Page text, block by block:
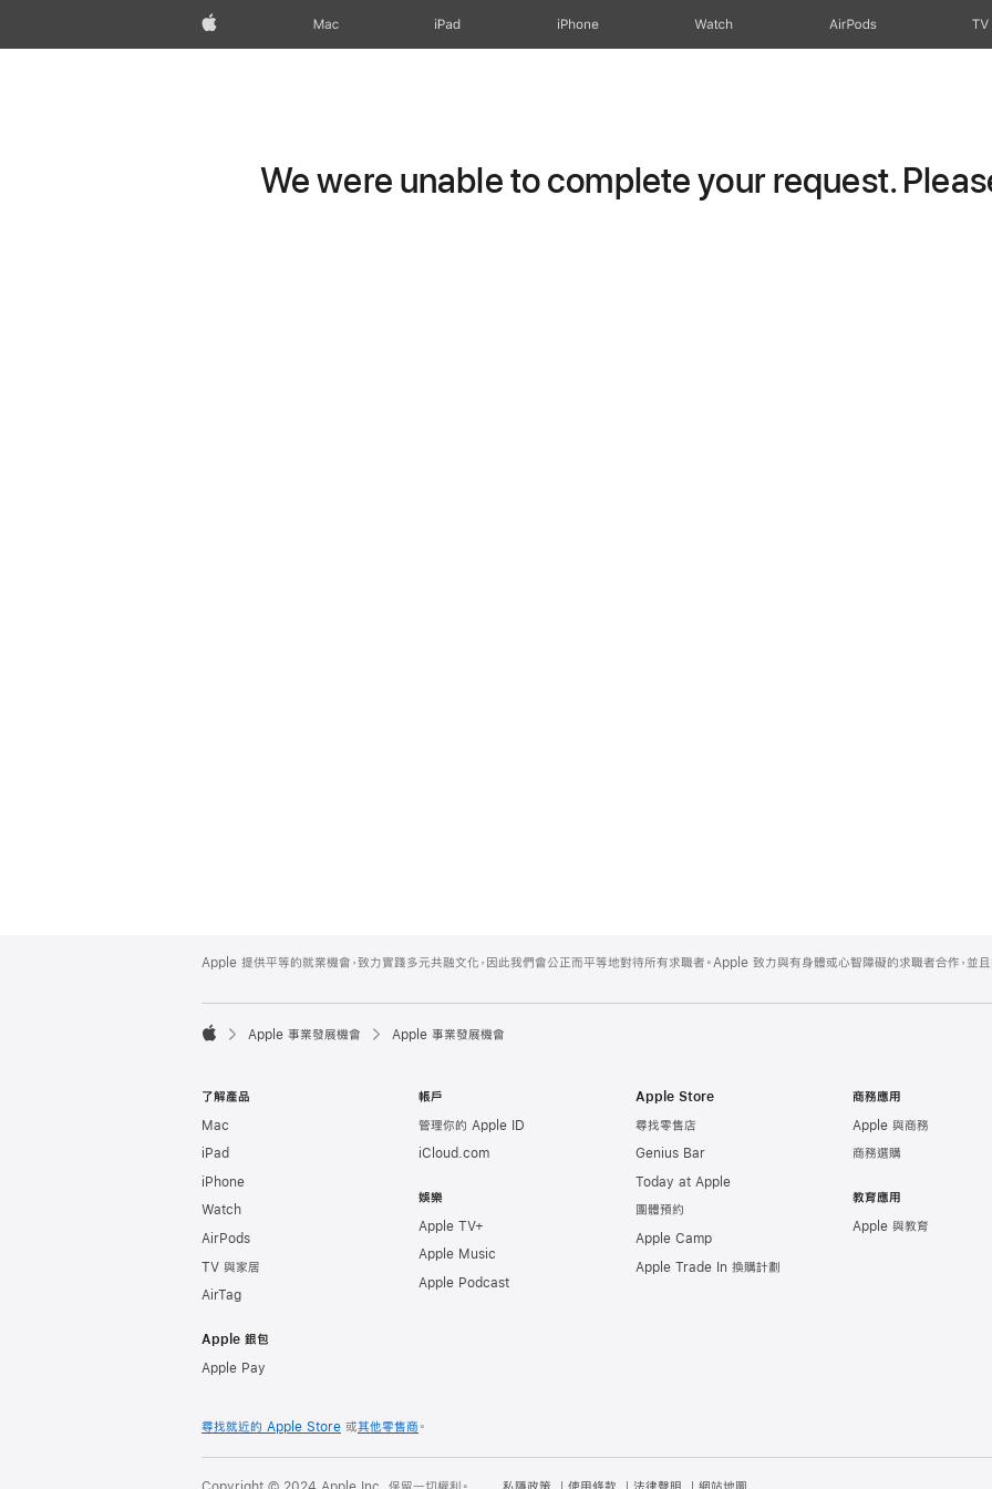
Apple Mac iPad iPhone Watch AirPods TV
We were unable to complete your request.
Footer
Apple 提供平等的就業機會，致力實踐多元共融文化，因此我們會公正而平等地對待所有求職者。Apple 致力與有身體或心智障礙的求職者合作，並且

Apple 事業發展機會 Apple 事業發展機會
了解產品
Mac
iPad
iPhone
Watch
AirPods
TV 與家居
AirTag
Apple 銀包
Apple Pay
帳戶
管理你的 Apple ID
iCloud.com
娛樂
Apple TV+
Apple Music
Apple Podcast
Apple Store
尋找零售店
Genius Bar
Today at Apple
團體預約
Apple Camp
Apple Trade In 換購計劃
商務應用
Apple 與商務
商務選購
教育應用
Apple 與教育
尋找就近的 Apple Store 或其他零售商 。